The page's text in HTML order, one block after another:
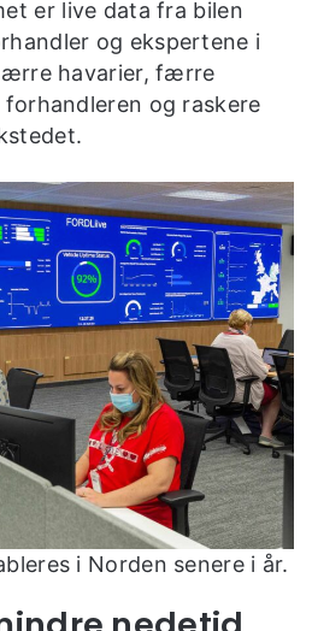
er live data fra bilen
og ekspertene i
havarier, færre
og raskere
i Norden senere i år.